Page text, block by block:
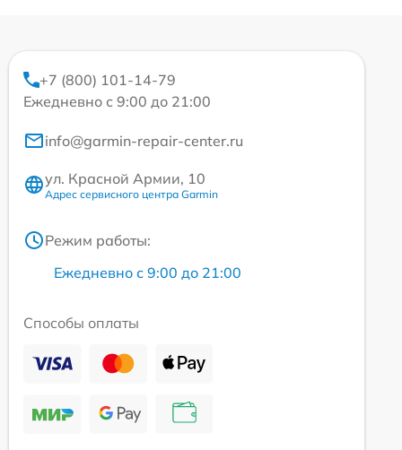
+7 (800) 101-14-79
Ежедневно с 9:00 до 21:00
info@garmin-repair-center.ru
ул. Красной Армии, 10
Адрес сервисного центра Garmin
Режим работы:
Ежедневно с 9:00 до 21:00
Способы оплаты